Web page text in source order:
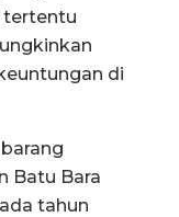
tertentu
di
Batu Bara
tahun